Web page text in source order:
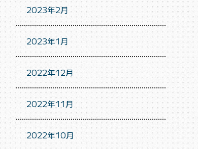
2023年2月
2023年1月
2022年12月
2022年11月
2022年10月